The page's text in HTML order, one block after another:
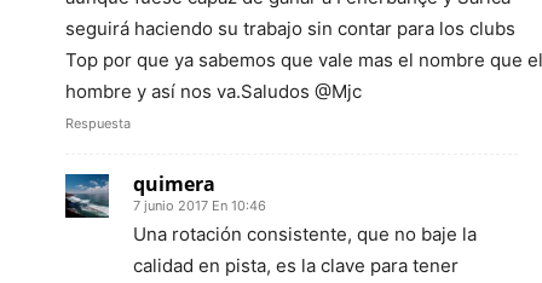
seguirá haciendo su trabajo sin contar para los clubs
Top por que ya sabemos que vale mas el nombre que el
hombre y así nos va.Saludos @Mjc
Respuesta
quimera
7 junio 2017 En 10:46
Una rotación consistente, que no baje la
calidad en pista, es la clave para tener